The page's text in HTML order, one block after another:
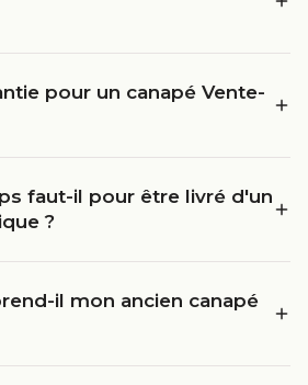
pour un canapé Vente-
faut-il pour être livré d'un
?
il mon ancien canapé